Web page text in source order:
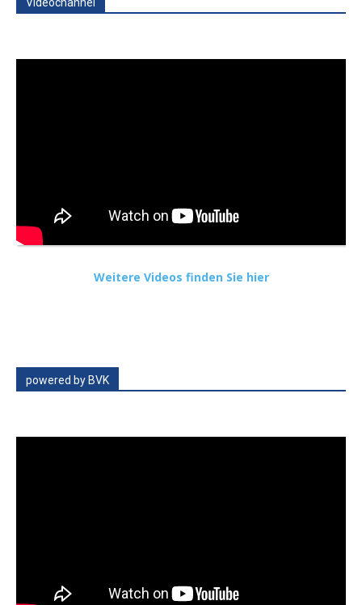
Weitere Videos finden Sie hier
powered by BVK